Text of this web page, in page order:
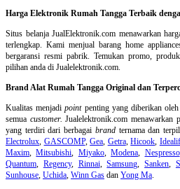
Harga Elektronik Rumah Tangga Terbaik
Situs belanjaJualElektronik.com menawarkan
terlengkap. Kami menjual barang home
bergaransi resmi pabrik. Temukan promo,
pilihan anda di Jualelektronik.com.
Brand Alat Rumah Tangga Original dan
Kualitas menjadipointpenting yang diberikan
semua customer. Jualelektronik.com menawarkan
yang terdiri dari berbagai brandternama dan
Electrolux GASCOMP,Gea Getra,Hicook
Maxim ,Mitsubishi Miyako,Modena Nespresso
Quantum
Regency, Rinnai,Samsung ,Sanken
Sunhouse Uchida Winn Gas dan Yong Ma